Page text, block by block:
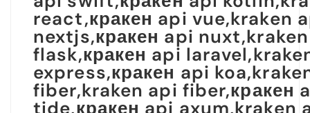
react,кракен api vue,kraken
nextjs,кракен api
flask,кракен api
express,кракен api
fiber,kraken api fiber,кракен
tide,кракен api axum,kraken